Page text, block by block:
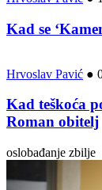
Kad se
Hrvoslav Pavić ●
Kad teškoća
Roman obitelj
oslobađanje zbilje